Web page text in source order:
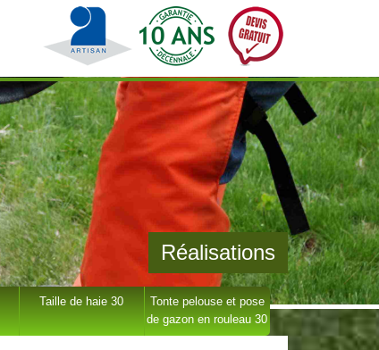
Réalisations
Taille de haie 30
Tonte pelouse et pose
de gazon en rouleau 30